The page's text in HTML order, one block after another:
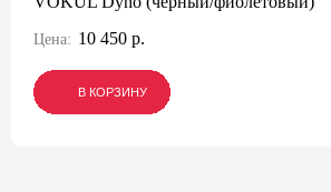
Цена: 10 450 р.
В КОРЗИНУ
В КОРЗИНУ
В КОРЗИНУ